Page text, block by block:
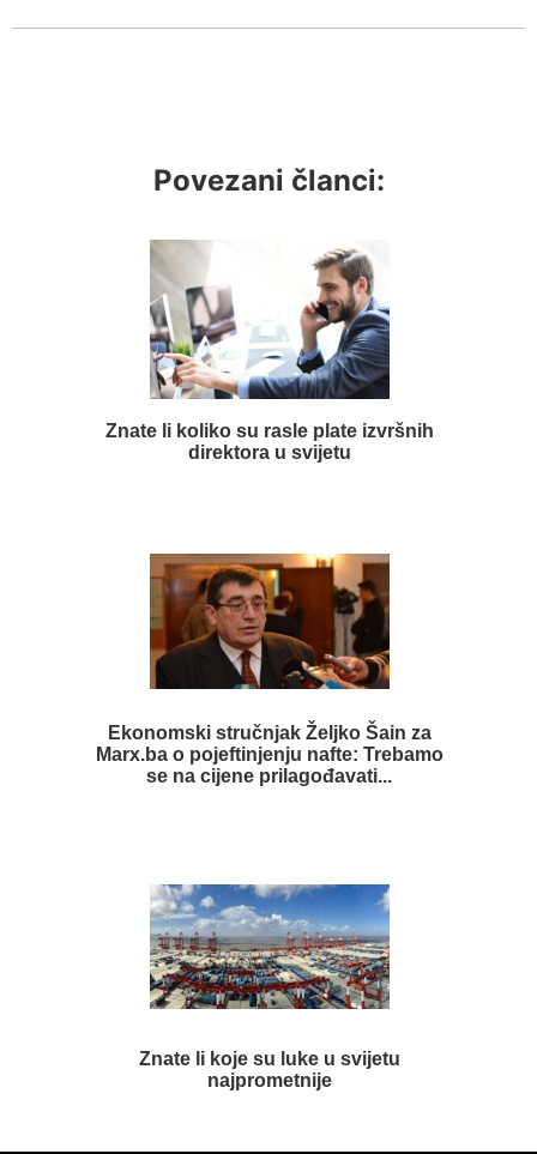
Povezani članci:
Znate li koliko su rasle plate izvršnih
direktora u svijetu
Ekonomski stručnjak Željko Šain za
Marx.ba o pojeftinjenju nafte: Trebamo
se na cijene prilagođavati...
Znate li koje su luke u svijetu
najprometnije